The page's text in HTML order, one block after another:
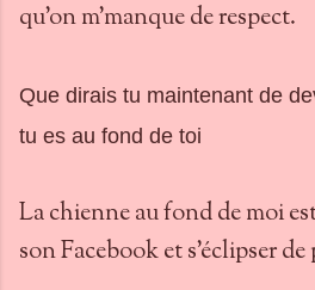
qu'on m'manque de respect.
Que dirais tu maintenant de
tu es au fond de toi
La chienne au fond de moi
son Facebook et s'éclipser